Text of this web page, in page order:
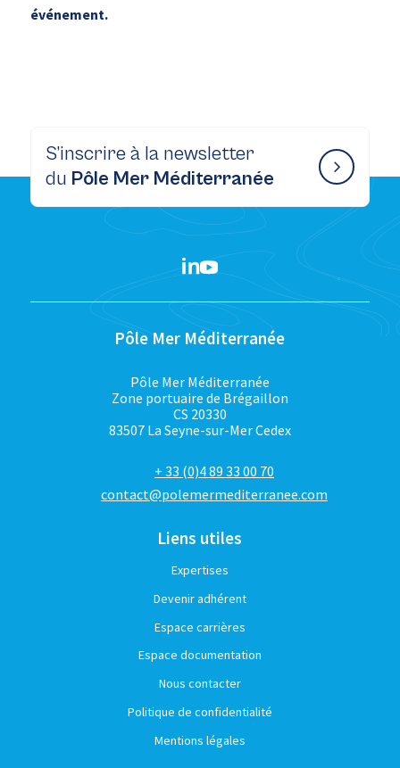
événement.
S’inscrire à la newsletter
du Pôle Mer Méditerranée
Pôle Mer Méditerranée
Pôle Mer Méditerranée
Zone portuaire de Brégaillon
CS 20330
83507 La Seyne-sur-Mer Cedex
+ 33 (0)4 89 33 00 70
contact@polemermediterranee.com
Liens utiles
Expertises
Devenir adhérent
Espace carrières
Espace documentation
Nous contacter
Politique de confidentialité
Mentions légales